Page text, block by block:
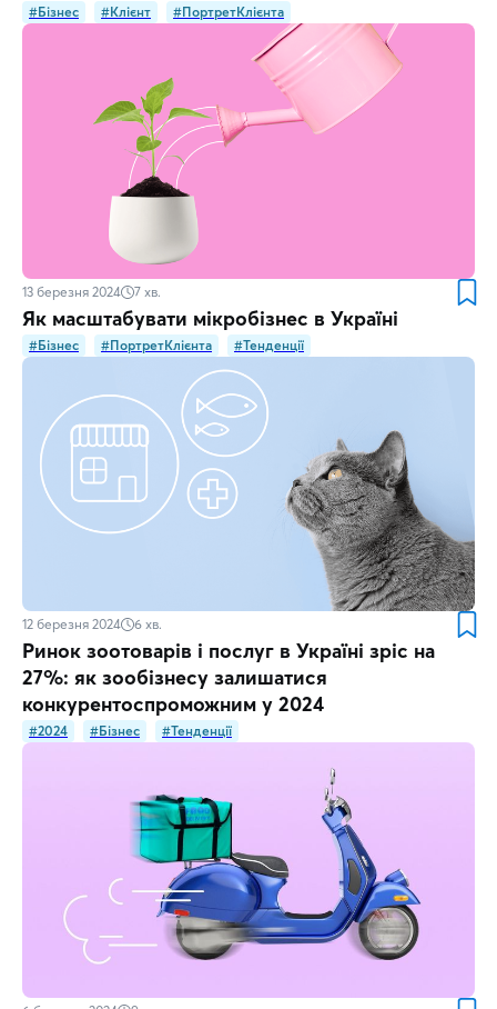
#Бізнес #Клієнт #ПортретКлієнта
13 березня 2024 7 хв.
Як масштабувати мікробізнес в Україні
#Бізнес #ПортретКлієнта #Тенденції
12 березня 2024 6 хв.
Ринок зоотоварів і послуг в Україні зріс на
27%: як зообізнесу залишатися
конкурентоспроможним у 2024
#2024 #Бізнес #Тенденції